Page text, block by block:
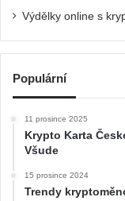
Výdělky online s
Populární
11 prosince 2025
Krypto Karta
Všude
15 prosince 2024
Trendy